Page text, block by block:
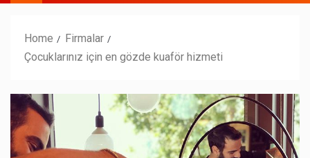
Home
Firmalar
Çocuklarınız için en gözde kuaför hizmeti